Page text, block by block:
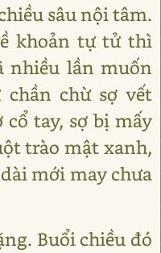
sâu nội tâm.
khoản tự tử thì
nhiều lần muốn
chừ sợ vết
tay, sợ bị mấy
trào mật xanh,
mới may chưa
Buổi chiều đó